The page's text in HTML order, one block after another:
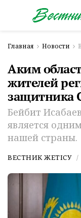
Главная Новости
Аким
жителей
защитника
Бейбит
является
нашей страны.
ВЕСТНИК ЖЕТІСУ